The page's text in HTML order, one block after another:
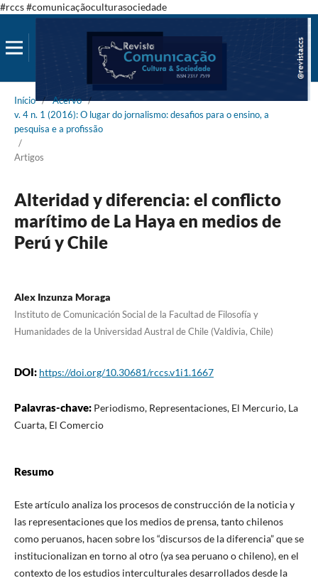
#rccs #comunicaçãoculturasociedade
Início / Acervo /
v. 4 n. 1 (2016): O lugar do jornalismo: desafios para o ensino, a
pesquisa e a profissão
/
Artigos
Alteridad y diferencia: el conflicto
marítimo de La Haya en medios de
Perú y Chile
Alex Inzunza Moraga
Instituto de Comunicación Social de la Facultad de Filosofía y
Humanidades de la Universidad Austral de Chile (Valdivia, Chile)
DOI: https://doi.org/10.30681/rccs.v1i1.1667
Palavras-chave: Periodismo, Representaciones, El Mercurio, La
Cuarta, El Comercio
Resumo
Este artículo analiza los procesos de construcción de la noticia y
las representaciones que los medios de prensa, tanto chilenos
como peruanos, hacen sobre los “discursos de la diferencia” que se
institucionalizan en torno al otro (ya sea peruano o chileno), en el
contexto de los estudios interculturales desarrollados desde la